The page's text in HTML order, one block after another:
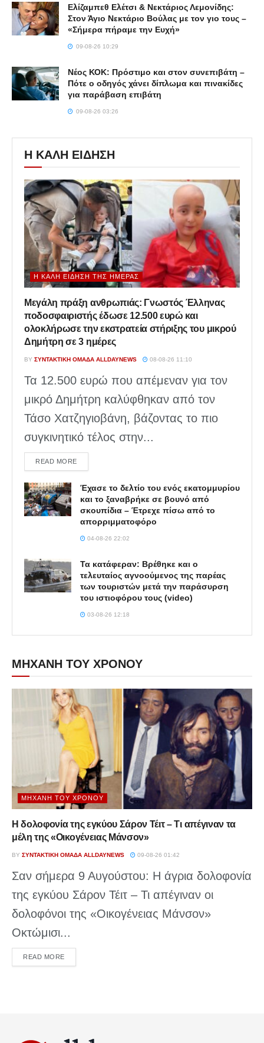
Ελίζαμπεθ Ελέτσι & Νεκτάριος Λεμονίδης:
Στον Άγιο Νεκτάριο Βούλας με τον γιο τους –
«Σήμερα πήραμε την Ευχή»
09-08-26 10:29
Νέος ΚΟΚ: Πρόστιμο και στον συνεπιβάτη –
Πότε ο οδηγός χάνει δίπλωμα και πινακίδες
για παράβαση επιβάτη
09-08-26 03:26
Η ΚΑΛΗ ΕΙΔΗΣΗ
Η ΚΑΛΉ ΕΊΔΗΣΗ ΤΗΣ ΗΜΈΡΑΣ
Μεγάλη πράξη ανθρωπιάς: Γνωστός Έλληνας
ποδοσφαιριστής έδωσε 12.500 ευρώ και
ολοκλήρωσε την εκστρατεία στήριξης του μικρού
Δημήτρη σε 3 ημέρες
BY ΣΥΝΤΑΚΤΙΚΉ ΟΜΆΔΑ ALLDAYNEWS 08-08-26 11:10
Τα 12.500 ευρώ που απέμεναν για τον
μικρό Δημήτρη καλύφθηκαν από τον
Τάσο Χατζηγιοβάνη, βάζοντας το πιο
συγκινητικό τέλος στην...
READ MOREDETAILS
Έχασε το δελτίο του ενός εκατομμυρίου
και το ξαναβρήκε σε βουνό από
σκουπίδια – Έτρεχε πίσω από το
απορριμματοφόρο
04-08-26 22:02
Τα κατάφεραν: Βρέθηκε και ο
τελευταίος αγνοούμενος της παρέας
των τουριστών μετά την παράσυρση
του ιστιοφόρου τους (video)
03-08-26 12:18
ΜΗΧΑΝΗ ΤΟΥ ΧΡΟΝΟΥ
ΜΗΧΑΝΉ ΤΟΥ ΧΡΌΝΟΥ
Η δολοφονία της εγκύου Σάρον Τέιτ – Τι απέγιναν τα
μέλη της «Οικογένειας Μάνσον»
BY ΣΥΝΤΑΚΤΙΚΉ ΟΜΆΔΑ ALLDAYNEWS 09-08-26 01:42
Σαν σήμερα 9 Αυγούστου: Η άγρια δολοφονία
της εγκύου Σάρον Τέιτ – Τι απέγιναν οι
δολοφόνοι της «Οικογένειας Μάνσον»
Οκτώμισι...
READ MOREDETAILS